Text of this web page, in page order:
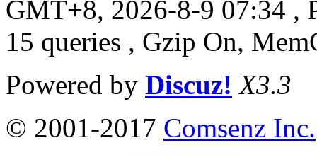
GMT+8, 2026-8-9 07:34 ,
15 queries , Gzip On,
Powered by Discuz! X3.3
© 2001-2017 Comsenz Inc.